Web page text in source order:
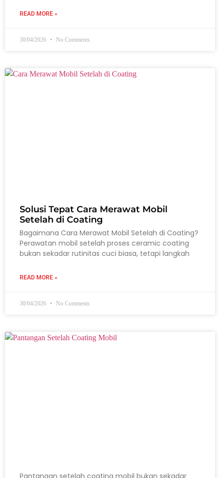
READ MORE »
30/04/2026 No Comments
Solusi Tepat Cara Merawat Mobil
Setelah di Coating
Bagaimana Cara Merawat Mobil Setelah di Coating?
Perawatan mobil setelah proses ceramic coating
bukan sekadar rutinitas cuci biasa, tetapi langkah
READ MORE »
30/04/2026 No Comments
Pantangan setelah coating mobil bukan sekadar